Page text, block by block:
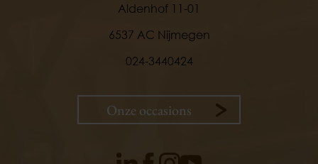
Aldenhof 11-01
6537 AC Nijmegen
024-3440424
Onze occasions